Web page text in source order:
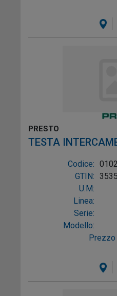
PRESTO
TESTA
CALDA X SOL
Codice:
GTIN:
U.M:
Linea:
Serie:
Modello: